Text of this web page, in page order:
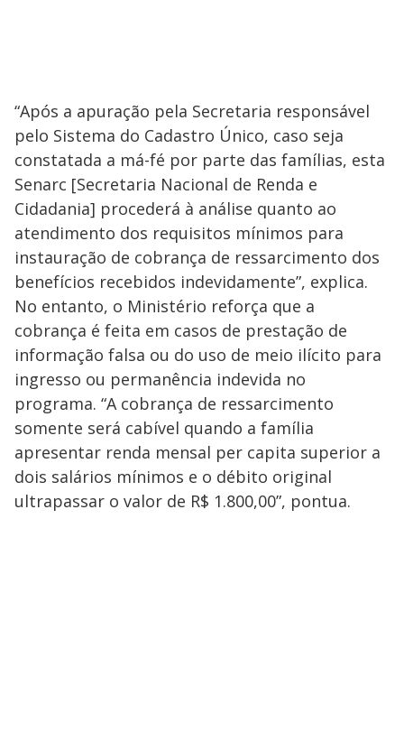
“Após a apuração pela Secretaria responsável
pelo Sistema do Cadastro Único, caso seja
constatada a má-fé por parte das famílias, esta
Senarc [Secretaria Nacional de Renda e
Cidadania] procederá à análise quanto ao
atendimento dos requisitos mínimos para
instauração de cobrança de ressarcimento dos
benefícios recebidos indevidamente”, explica.
No entanto, o Ministério reforça que a
cobrança é feita em casos de prestação de
informação falsa ou do uso de meio ilícito para
ingresso ou permanência indevida no
programa. “A cobrança de ressarcimento
somente será cabível quando a família
apresentar renda mensal per capita superior a
dois salários mínimos e o débito original
ultrapassar o valor de R$ 1.800,00”, pontua.